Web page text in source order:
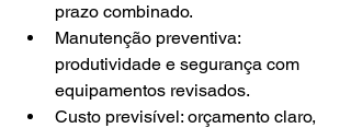
prazo combinado.
Manutenção preventiva:
produtividade e segurança com
equipamentos revisados.
Custo previsível: orçamento claro,